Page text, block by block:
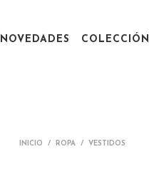
NOVEDADES COLECCIÓN
INICIO / ROPA / VESTIDOS